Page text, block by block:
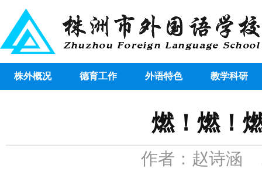
株外概况 德育工作 外语特色 教学科研
燃！燃！
作者：赵诗涵